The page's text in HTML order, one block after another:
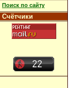
Поиск по сайту
Счётчики